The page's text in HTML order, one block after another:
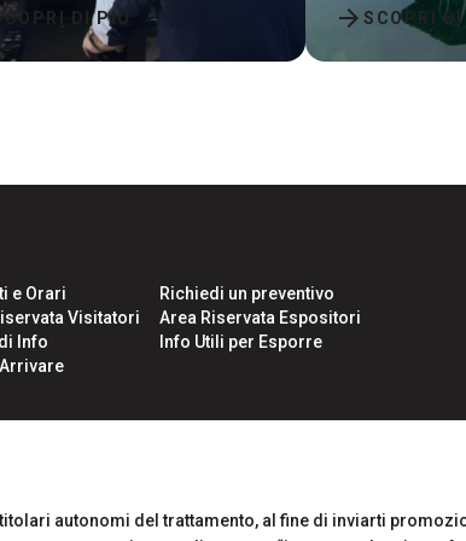
DI PIÙ SCOPRI
arrow_forward
autonomi del trattamento, al fine di inviarti
e Orari
Visitatori
Info
Richiedi un preventivo
Area Riservata Espositori
Info Utili per Esporre